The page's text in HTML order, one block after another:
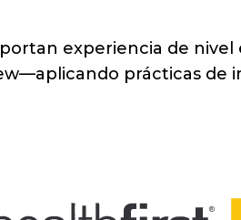
experiencia de
prácticas